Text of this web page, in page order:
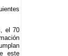
el 70
este